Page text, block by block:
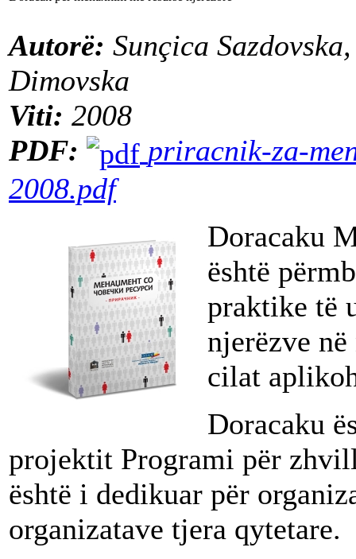
Autorë: Sunçica
Dimovska
Viti: 2008
PDF:
priracnik-za-
2008.pdf
Doracaku
është
praktike të
njerëzve
cilat
Doracaku
projektit Programi për
është i dedikuar për
organizatave tjera qytetare.